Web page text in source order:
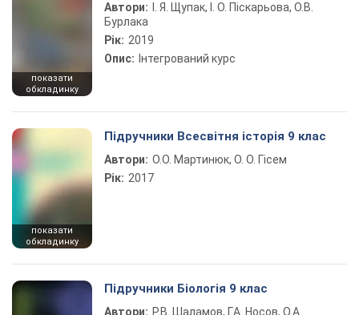
показати
обкладинку
Автори:
І. Я. Щупак, І. О. Піскарьова, О.В.
Бурлака
Рік: 2019
Опис: Інтегрований курс
показати
обкладинку
Підручники Всесвітня історія 9 клас
Автори: О.О. Мартинюк, О. О. Гісем
Рік: 2017
Підручники Біологія 9 клас
Автори: Р.В. Шаламов, Г.А. Носов, О.А.